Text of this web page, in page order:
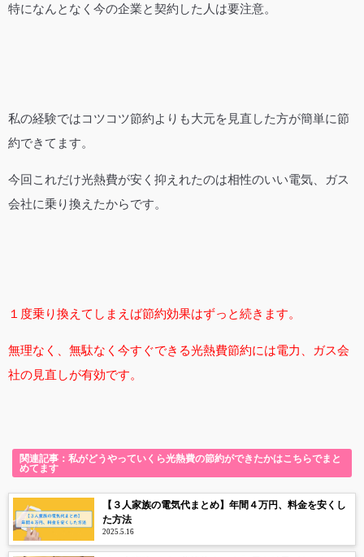
特になんとなく今の企業と契約した人は要注意。
私の経験ではコツコツ節約よりも大元を見直した方が簡単に節
約できてます。
今回これだけ光熱費が安く抑えれたのは相性のいい電気、ガス
会社に乗り換えたからです。
１度乗り換えてしまえば節約効果はずっと続きます。
無理なく、無駄なく今すぐできる光熱費節約には電力、ガス会
社の見直しが有効です。
関連記事：私がどうやっていくら光熱費の節約ができたかはこちらでまと
めてます
【３人家族の電気代まとめ】年間４万円、料金を安くし
た方法
2025.5.16